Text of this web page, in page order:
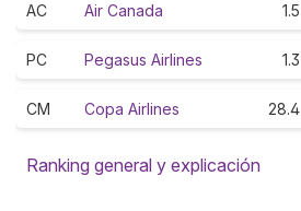
AC Air Canada 1.5
PC Pegasus Airlines 1.3
CM Copa Airlines 28.4
Ranking general y explicación